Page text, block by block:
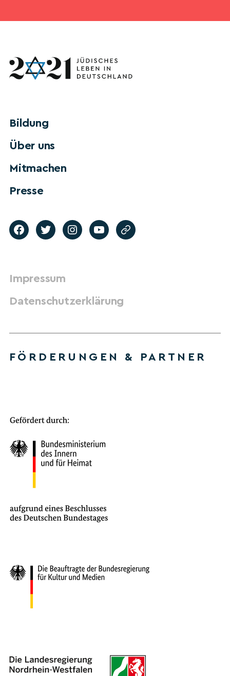
Bildung
Über uns
Mitmachen
Presse
Impressum
Datenschutzerklärung
FÖRDERUNGEN & PARTNER